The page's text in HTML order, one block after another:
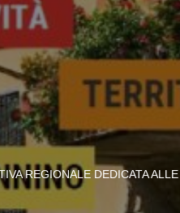
REGIONALE DEDICATA